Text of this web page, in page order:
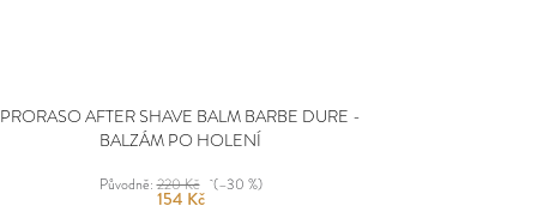
PRORASO AFTER SHAVE BALM BARBE DURE -
BALZÁM PO HOLENÍ
Původně:220 Kč (–30 %)
154 Kč